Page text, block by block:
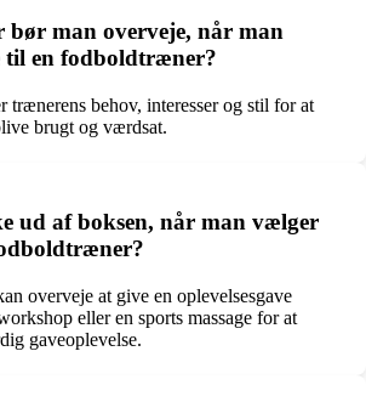
man overveje, når man
til en fodboldtræner?
trænerens behov, interesser og stil for at
brugt og værdsat.
ud af boksen, når man vælger
overveje at give en oplevelsesgave
eller en sports massage for at
gaveoplevelse.